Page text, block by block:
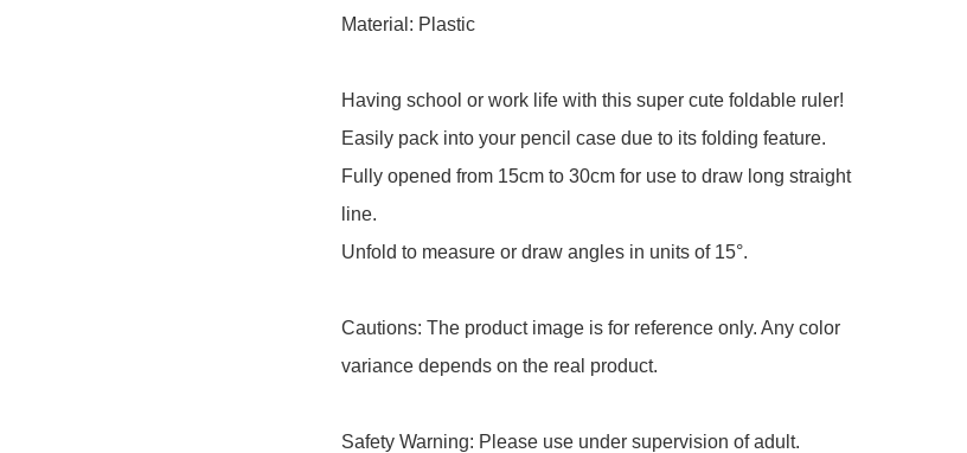
Material: Plastic
Having school or work life with this super cute foldable ruler!
Easily pack into your pencil case due to its folding feature.
Fully opened from 15cm to 30cm for use to draw long straight
line.
Unfold to measure or draw angles in units of 15°.
Cautions: The product image is for reference only. Any color
variance depends on the real product.
Safety Warning: Please use under supervision of adult.